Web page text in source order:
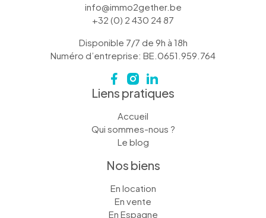
info@immo2gether.be
+32 (0) 2 430 24 87
Disponible 7/7 de 9h à 18h
Numéro d’entreprise: BE.0651.959.764
Liens pratiques
Accueil
Qui sommes-nous ?
Le blog
Nos biens
En location
En vente
En Espagne